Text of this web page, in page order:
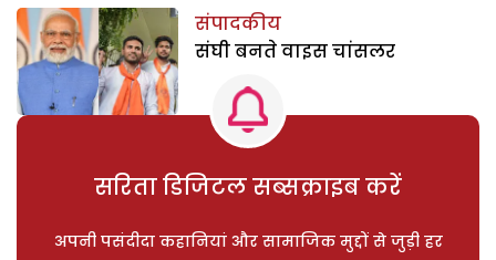
संपादकीय
संघी बनते वाइस चांसलर
सरिता डिजिटल सब्सक्राइब करें
अपनी पसंदीदा कहानियां और सामाजिक मुद्दों से जुड़ी हर